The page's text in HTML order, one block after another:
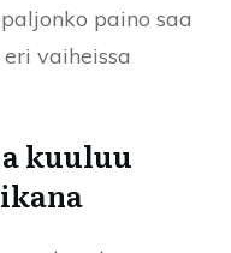
paino saa
vaiheissa
kuuluu